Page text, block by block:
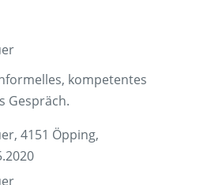
kompetentes
Gespräch.
4151 Öpping,